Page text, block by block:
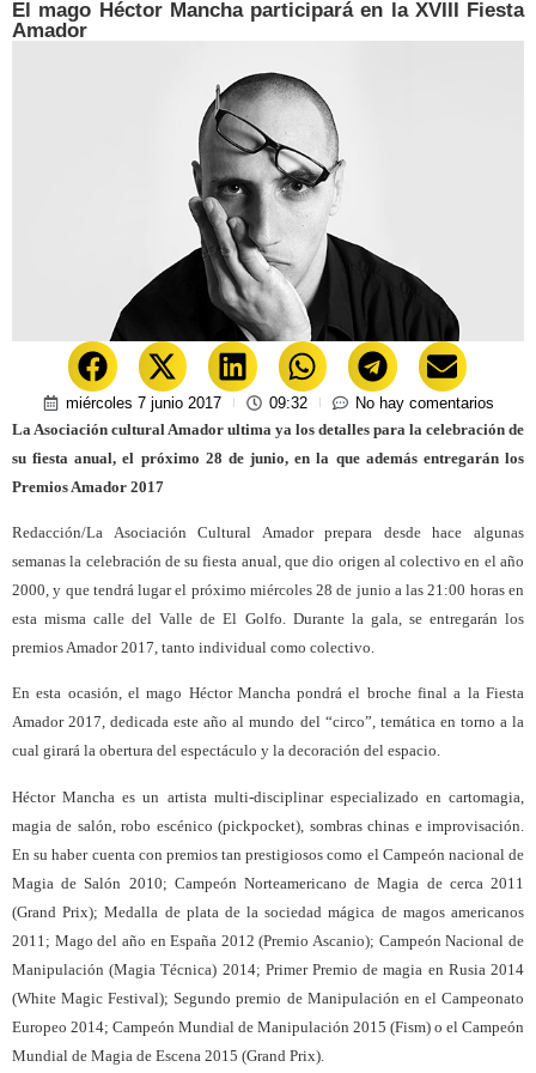
El mago Héctor Mancha participará en la XVIII Fiesta
Amador
miércoles 7 junio 2017 09:32
No hay comentarios
La Asociación cultural Amador ultima ya los detalles para la celebración de
su fiesta anual, el próximo 28 de junio, en la que además entregarán los
Premios Amador 2017
Redacción/La Asociación Cultural Amador pre​pa​​ra desde hace algunas
semanas la celebración de su fiesta anual, que dio origen al colectivo en el año
2000, y que tendrá lugar el próximo miércoles 28 de junio a las 21:00 horas en
esta misma calle del Valle de El Golfo. Durante la gala, se entregarán los
premios Amador 2017, tanto individual como colectivo.
En esta ocasión, el mago Héctor Mancha pondrá el broche final a la Fiesta
Amador 2017, dedicada este año al mundo del “circo”, temática en torno a la
cual girará la obertura del espectáculo y la decoración del espacio.
Héctor Mancha es un artista multi-disciplinar especializado en cartomagia,
magia de salón, robo escénico (pickpocket), sombras chinas e improvisación.
En su haber cuenta con premios tan prestigiosos como el Campeón nacional de
Magia de Salón 2010; Campeón Norteamericano de Magia de cerca 2011
(Grand Prix); Medalla de plata de la sociedad mágica de magos americanos
2011; Mago del año en España 2012 (Premio Ascanio); Campeón Nacional de
Manipulación (Magia Técnica) 2014; Primer Premio de magia en Rusia 2014
(White Magic Festival); Segundo premio de Manipulación en el Campeonato
Europeo 2014; Campeón Mundial de Manipulación 2015 (Fism) o el Campeón
Mundial de Magia de Escena 2015 (Grand Prix).